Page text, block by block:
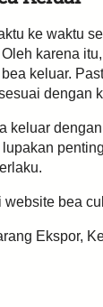
ke waktu
karena
keluar.
dengan
keluar
website bea
Ekspor,